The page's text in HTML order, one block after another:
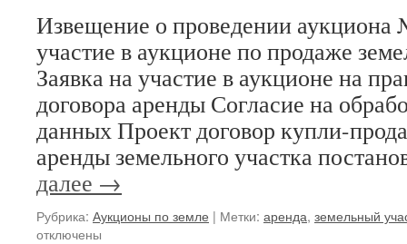
Извещение о проведении аукциона
участие в аукционе по продаже
Заявка на участие в аукционе на
договора аренды Согласие на
данных Проект договор купли-
аренды земельного участка
далее →
Рубрика: Аукционы по земле | Метки: аренда, земельный
отключены